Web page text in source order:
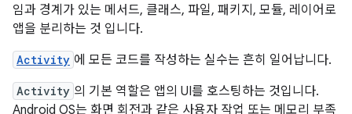
임과 경계가 있는 메서드, 클래스, 파일, 패키지, 모듈, 레이어로
앱을 분리하는 것 입니다.
Activity 에 모든 코드를 작성하는 실수는 흔히 일어납니다.
Activity 의 기본 역할은 앱의 UI를 호스팅하는 것입니다.
Android OS는 화면 회전과 같은 사용자 작업 또는 메모리 부족